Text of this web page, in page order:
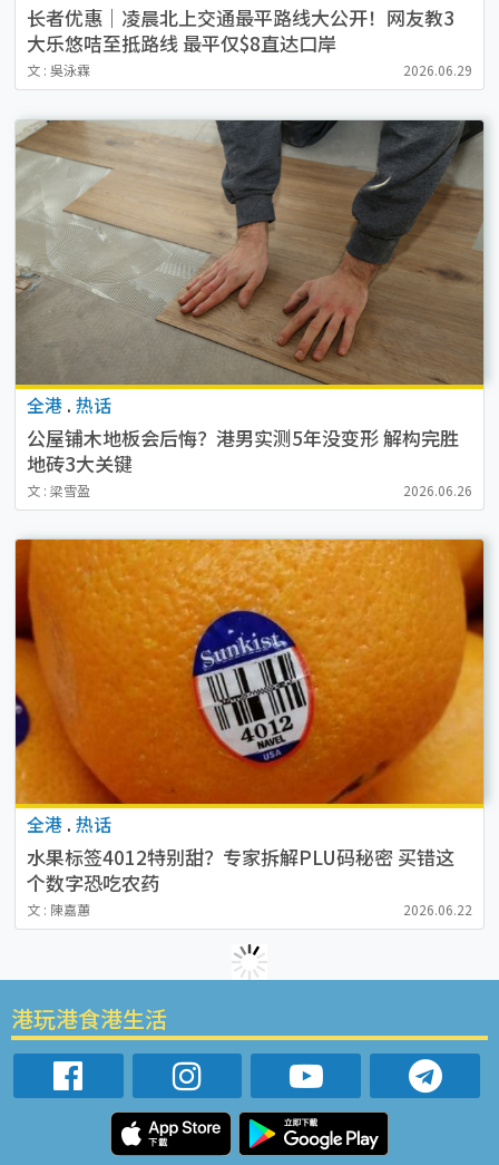
长者优惠｜凌晨北上交通最平路线大公开！网友教3
大乐悠咭至抵路线 最平仅$8直达口岸
文 : 吳泳霖 2026.06.29
全港 . 热话
公屋铺木地板会后悔？港男实测5年没变形 解构完胜
地砖3大关键
文 : 梁雪盈 2026.06.26
全港 . 热话
水果标签4012特别甜？专家拆解PLU码秘密 买错这
个数字恐吃农药
文 : 陳嘉蕙 2026.06.22
港玩港食港生活